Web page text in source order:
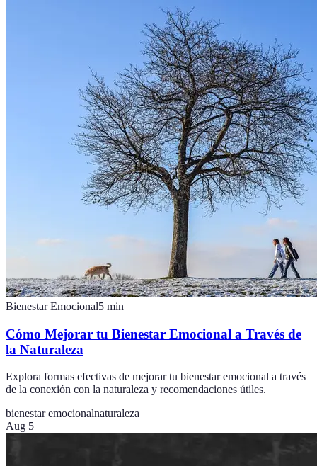
Bienestar Emocional5 min
Cómo Mejorar tu Bienestar Emocional a Través de
la Naturaleza
Explora formas efectivas de mejorar tu bienestar emocional a través
de la conexión con la naturaleza y recomendaciones útiles.
bienestar emocionalnaturaleza
Aug 5